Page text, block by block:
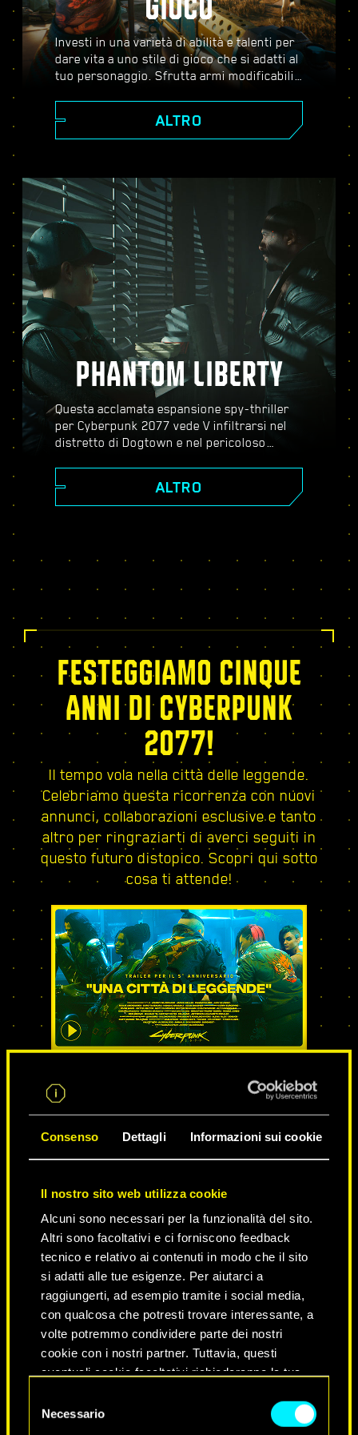
Consenso Dettagli Informazioni sui cookie
Il nostro sito web utilizza cookie
Alcuni sono necessari per la funzionalità del sito.
Altri sono facoltativi e ci forniscono feedback
tecnico e relativo ai contenuti in modo che il sito
si adatti alle tue esigenze. Per aiutarci a
raggiungerti, ad esempio tramite i social media,
con qualcosa che potresti trovare interessante, a
volte potremmo condividere parte dei nostri
cookie con i nostri partner. Tuttavia, questi
eventuali cookie facoltativi richiederanno la tua
Tutti i dettagli su come utilizziamo i cookie e su
delNecessario
GIOCO
Investi in una varietà di abilità e talenti per
dare vita a uno stile di gioco che si adatti al
tuo personaggio. Sfrutta armi modificabili,
Affronta combattimenti ad armi spianate,
abbatti i nemici dalla distanza o infiltrati
vista.
ALTRO
PHANTOM LIBERTY
Questa acclamata espansione spy-thriller
per Cyberpunk 2077 vede V infiltrarsi nel
distretto di Dogtown e nel pericoloso
di colpi di scena, evoluzioni inaspettate e
decisioni critiche; potenziati con l'albero
emozionanti incarichi e molto altro!
ALTRO
FESTEGGIAMO CINQUE
ANNI DI CYBERPUNK
2077!
Il tempo vola nella città delle leggende.
Celebriamo questa ricorrenza con nuovi
annunci, collaborazioni esclusive e tanto
altro per ringraziarti di averci seguiti in
questo futuro distopico. Scopri qui sotto
cosa ti attende!
NEVER FADE AWAY